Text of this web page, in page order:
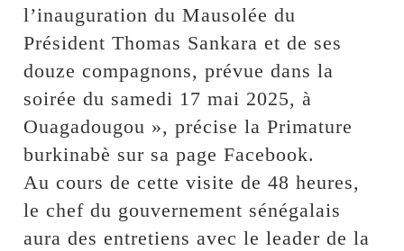
l’inauguration du Mausolée du
Président Thomas Sankara et de ses
douze compagnons, prévue dans la
soirée du samedi 17 mai 2025, à
Ouagadougou », précise la Primature
burkinabè sur sa page Facebook.
Au cours de cette visite de 48 heures,
le chef du gouvernement sénégalais
aura des entretiens avec le leader de la